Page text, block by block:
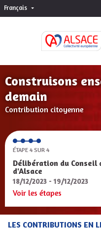
Français Choisir la langue
Construisons
demain
Contribution citoyenne
ÉTAPE 4 SUR 4
Délibération du
d'Alsace
18/12/2023 - 19/12/2023
Voir les étapes
LES CONTRIBUTIONS EN